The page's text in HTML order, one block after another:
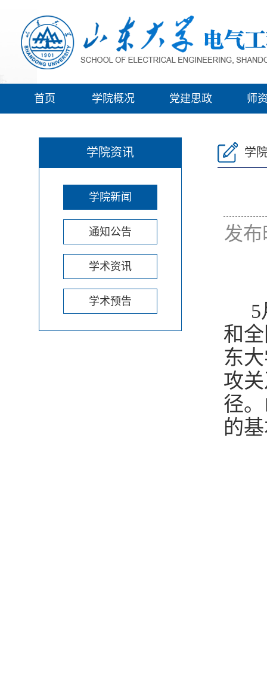
首页 学院概况 党建思政 师
学院资讯
学院新闻
通知公告
学术资讯
学术预告
学
发
5
和
东
攻
径
的